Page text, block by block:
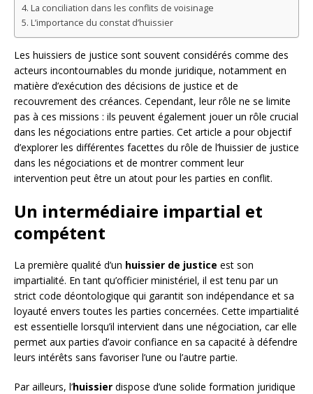
La conciliation dans les conflits de voisinage
L’importance du constat d’huissier
Les huissiers de justice sont souvent considérés comme des
acteurs incontournables du monde juridique, notamment en
matière d’exécution des décisions de justice et de
recouvrement des créances. Cependant, leur rôle ne se limite
pas à ces missions : ils peuvent également jouer un rôle crucial
dans les négociations entre parties. Cet article a pour objectif
d’explorer les différentes facettes du rôle de l’huissier de justice
dans les négociations et de montrer comment leur
intervention peut être un atout pour les parties en conflit.
Un intermédiaire impartial et
compétent
La première qualité d’un huissier de justice est son
impartialité. En tant qu’officier ministériel, il est tenu par un
strict code déontologique qui garantit son indépendance et sa
loyauté envers toutes les parties concernées. Cette impartialité
est essentielle lorsqu’il intervient dans une négociation, car elle
permet aux parties d’avoir confiance en sa capacité à défendre
leurs intérêts sans favoriser l’une ou l’autre partie.
Par ailleurs, l’huissier dispose d’une solide formation juridique